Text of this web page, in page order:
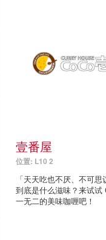
壹番屋
位置: L10 2
「天天吃也不厌、不可思
到底是什么滋味？来试试
一无二的美味咖喱吧！